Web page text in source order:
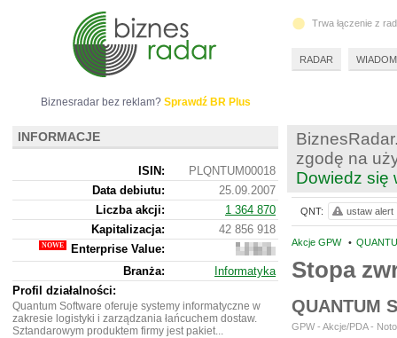
zgodę na
Dowiedz się
Akcje GPW •
Stopa
QUANTUM
GPW - Akcje/PDA -
QNT: ustaw alert
Biznesradar bez reklam? Sprawdź BR Plus
INFORMACJE
ISIN:
PLQNTUM00018
Data debiutu:
25.09.2007
Liczba akcji:
1 364 870
Kapitalizacja:
42 856 918
Enterprise Value:
34
568
918
Branża:
Informatyka
Profil działalności:
Quantum Software oferuje systemy informatyczne w
zakresie logistyki i zarządzania łańcuchem dostaw.
Sztandarowym produktem firmy jest pakiet...
Trwa łączenie z
RADAR